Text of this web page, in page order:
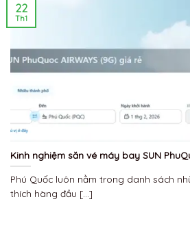
Kinh nghiệm săn vé máy bay SUN
Phú Quốc luôn nằm trong danh sách
thích hàng đầu [...]
22
Th1